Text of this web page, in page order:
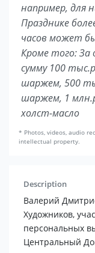
например, для
Празднике
часов может
Кроме того: За
сумму 100
шаржем, 500
шаржем, 1
холст-масло
* Photos, videos, audio
intellectual property.
Description
Валерий
Художников,
персональных
Центральный